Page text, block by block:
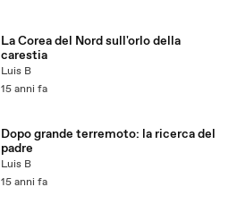
La Corea del Nord sull'orlo della
carestia
Luis B
15 anni fa
Dopo grande terremoto: la ricerca del
padre
Luis B
15 anni fa